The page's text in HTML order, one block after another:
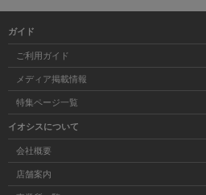
ガイド
ご利用ガイド
メディア掲載情報
特集ページ一覧
イオシスについて
会社概要
店舗案内